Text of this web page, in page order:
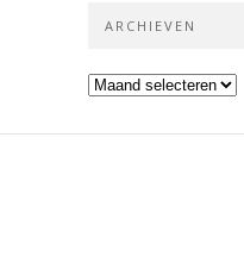
ARCHIEVEN
Archieven